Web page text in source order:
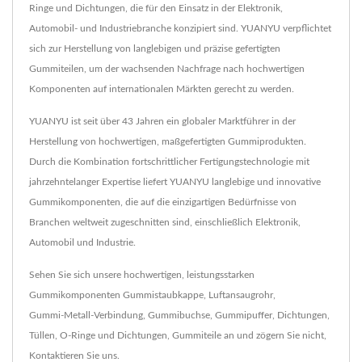
Ringe und Dichtungen, die für den Einsatz in der Elektronik,
Automobil- und Industriebranche konzipiert sind. YUANYU verpflichtet
sich zur Herstellung von langlebigen und präzise gefertigten
Gummiteilen, um der wachsenden Nachfrage nach hochwertigen
Komponenten auf internationalen Märkten gerecht zu werden.
YUANYU ist seit über 43 Jahren ein globaler Marktführer in der
Herstellung von hochwertigen, maßgefertigten Gummiprodukten.
Durch die Kombination fortschrittlicher Fertigungstechnologie mit
jahrzehntelanger Expertise liefert YUANYU langlebige und innovative
Gummikomponenten, die auf die einzigartigen Bedürfnisse von
Branchen weltweit zugeschnitten sind, einschließlich Elektronik,
Automobil und Industrie.
Sehen Sie sich unsere hochwertigen, leistungsstarken
Gummikomponenten Gummistaubkappe, Luftansaugrohr,
Gummi-Metall-Verbindung, Gummibuchse, Gummipuffer, Dichtungen,
Tüllen, O-Ringe und Dichtungen, Gummiteile an und zögern Sie nicht,
Kontaktieren Sie uns.